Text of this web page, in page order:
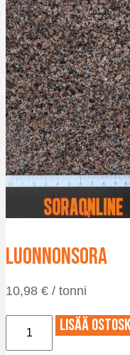
Luonnonsora
10,98 € / tonni
Luonnonsora
määrä
Lisää